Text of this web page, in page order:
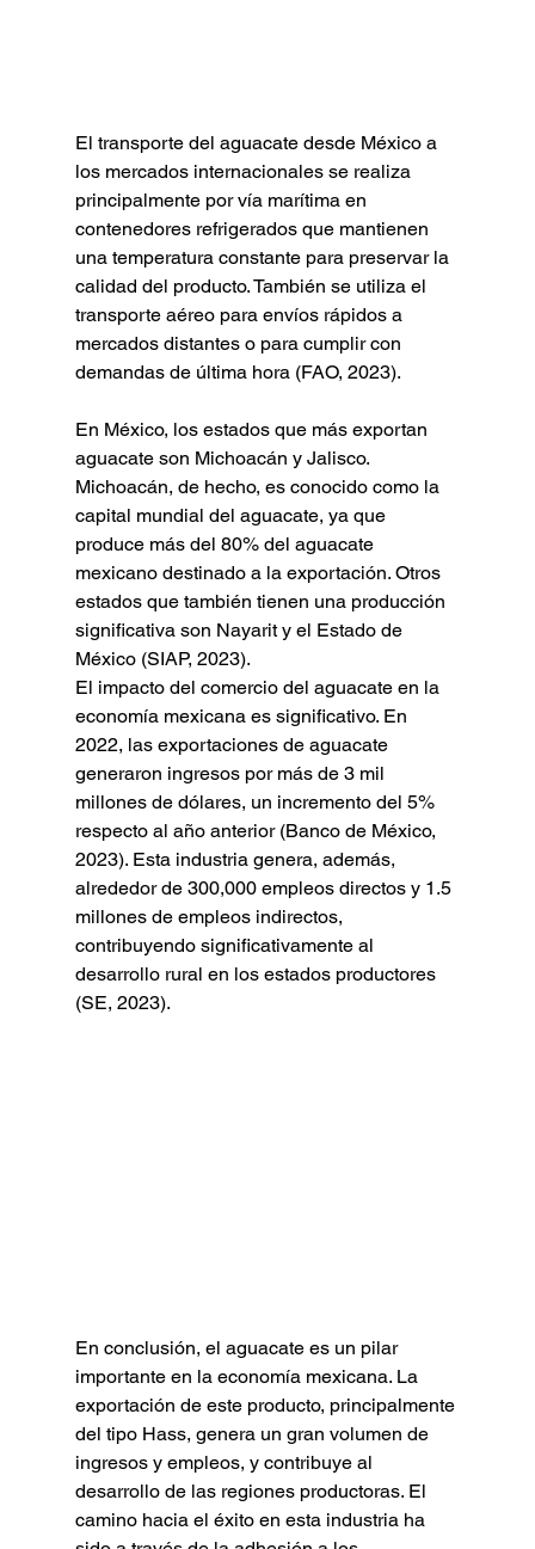
El transporte del aguacate desde México a
los mercados internacionales se realiza
principalmente por vía marítima en
contenedores refrigerados que mantienen
una temperatura constante para preservar la
calidad del producto. También se utiliza el
transporte aéreo para envíos rápidos a
mercados distantes o para cumplir con
demandas de última hora (FAO, 2023).
En México, los estados que más exportan
aguacate son Michoacán y Jalisco.
Michoacán, de hecho, es conocido como la
capital mundial del aguacate, ya que
produce más del 80% del aguacate
mexicano destinado a la exportación. Otros
estados que también tienen una producción
significativa son Nayarit y el Estado de
México (SIAP, 2023).
El impacto del comercio del aguacate en la
economía mexicana es significativo. En
2022, las exportaciones de aguacate
generaron ingresos por más de 3 mil
millones de dólares, un incremento del 5%
respecto al año anterior (Banco de México,
2023). Esta industria genera, además,
alrededor de 300,000 empleos directos y 1.5
millones de empleos indirectos,
contribuyendo significativamente al
desarrollo rural en los estados productores
(SE, 2023).
En conclusión, el aguacate es un pilar
importante en la economía mexicana. La
exportación de este producto, principalmente
del tipo Hass, genera un gran volumen de
ingresos y empleos, y contribuye al
desarrollo de las regiones productoras. El
camino hacia el éxito en esta industria ha